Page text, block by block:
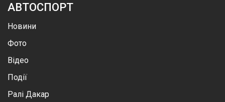
АВТОСПОРТ
Новини
Фото
Відео
Події
Ралі Дакар